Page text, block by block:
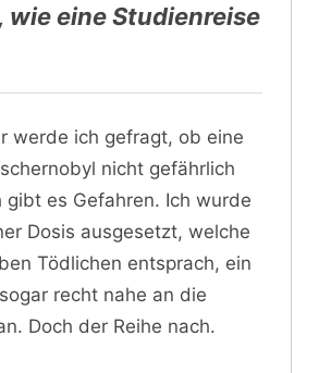
wie eine Studienreise
werde ich gefragt, ob eine
nicht gefährlich
gibt es Gefahren. Ich wurde
Dosis ausgesetzt, welche
Tödlichen entsprach, ein
recht nahe an die
Doch der Reihe nach.